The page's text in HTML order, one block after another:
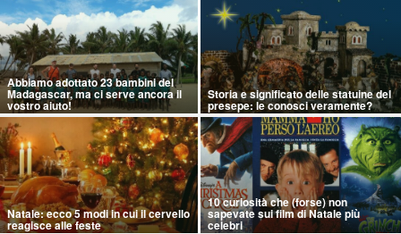
Abbiamo adottato 23 bambini del
Madagascar, ma ci serve ancora il
vostro aiuto!
Storia e significato delle statuine del
presepe: le conosci veramente?
Natale: ecco 5 modi in cui il cervello
reagisce alle feste
10 curiosità che (forse) non
sapevate sui film di Natale più
celebri